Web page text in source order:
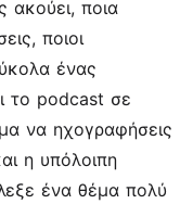
ακούει, ποια
ποιοι
ένας
το podcast σε
να ηχογραφήσεις
η υπόλοιπη
ένα θέμα πολύ